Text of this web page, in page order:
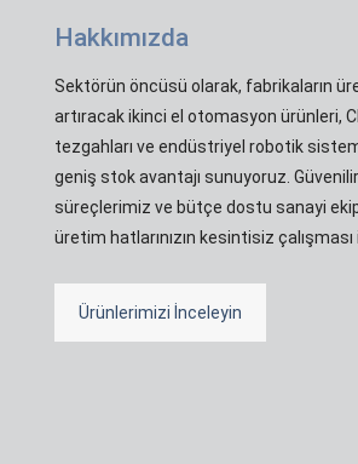
Hakkımızda
Sektörün öncüsü olarak, fabrikaların
artıracak ikinci el otomasyon ürünleri,
tezgahları ve endüstriyel robotik
geniş stok avantajı sunuyoruz.
süreçlerimiz ve bütçe dostu sanayi
üretim hatlarınızın kesintisiz çalışması
Ürünlerimizi İnceleyin